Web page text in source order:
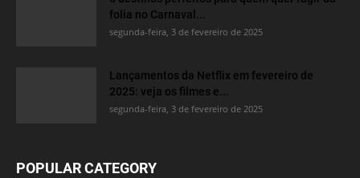
folia no Carnaval...
segunda-feira, 3 de fevereiro de 2025
Lançamentos da Netflix em fevereiro de
2025: veja os filmes e...
segunda-feira, 3 de fevereiro de 2025
POPULAR CATEGORY